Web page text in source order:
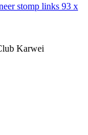
stomp links 93 x
Karwei